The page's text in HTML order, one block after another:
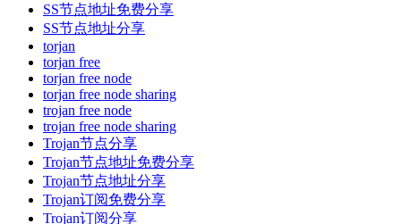
SS节点地址免费分享
SS节点地址分享
torjan
torjan free
torjan free node
torjan free node sharing
trojan free node
trojan free node sharing
Trojan节点分享
Trojan节点地址免费分享
Trojan节点地址分享
Trojan订阅免费分享
Trojan订阅分享